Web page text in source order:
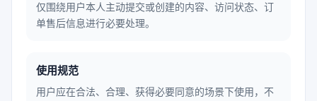
仅围绕用户本人主动提交或创建的内容、访问状态、订
单售后信息进行必要处理。
使用规范
用户应在合法、合理、获得必要同意的场景下使用，不